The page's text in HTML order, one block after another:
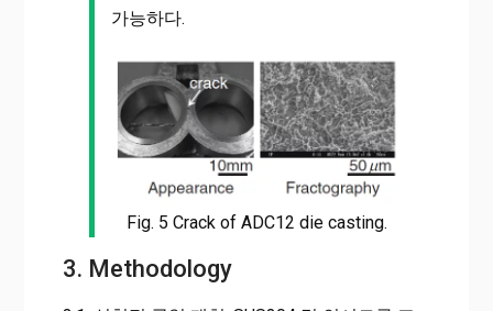
가능하다.
Fig. 5 Crack of ADC12 die casting.
3. Methodology